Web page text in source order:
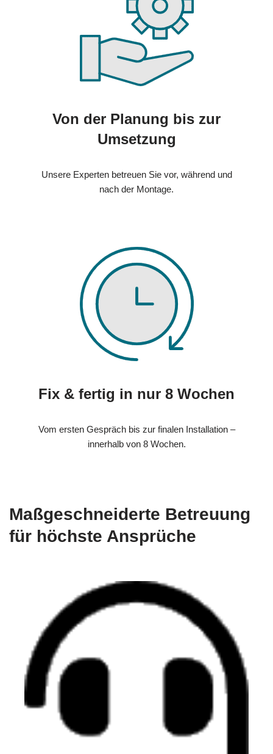
Von der Planung bis zur
Umsetzung
Unsere Experten betreuen Sie vor, während und
nach der Montage.
Fix & fertig in nur 8 Wochen
Vom ersten Gespräch bis zur finalen Installation –
innerhalb von 8 Wochen.
Maßgeschneiderte Betreuung
für höchste Ansprüche